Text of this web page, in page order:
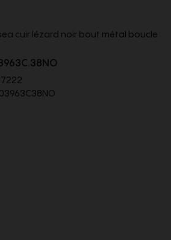
cuir lézard noir bout métal boucle